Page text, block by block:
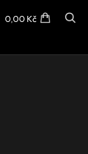
0,00 Kč